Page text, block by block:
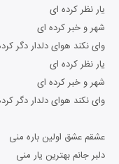
یار نظر کرده ای
شهر و خبر کرده ای
وای نکند هوای دلدار دگر
یار نظر کرده ای
شهر و خبر کرده ای
وای نکند هوای دلدار دگر
عشقم عشق اولین باره منی
دلبر جانم بهترین یار منی